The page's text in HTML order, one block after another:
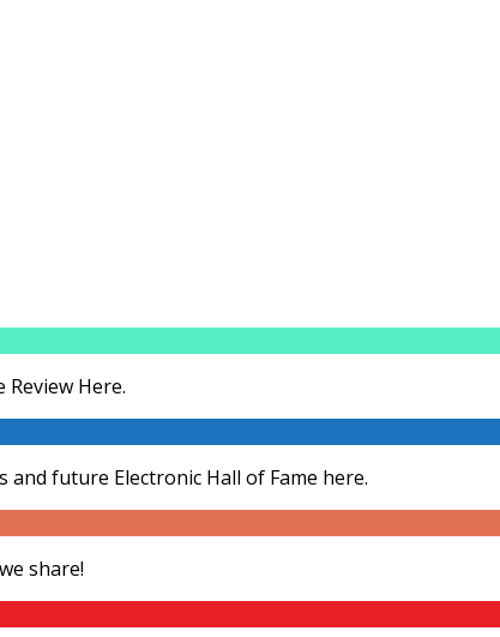
Review Here.
and future Electronic Hall of Fame here.
share!